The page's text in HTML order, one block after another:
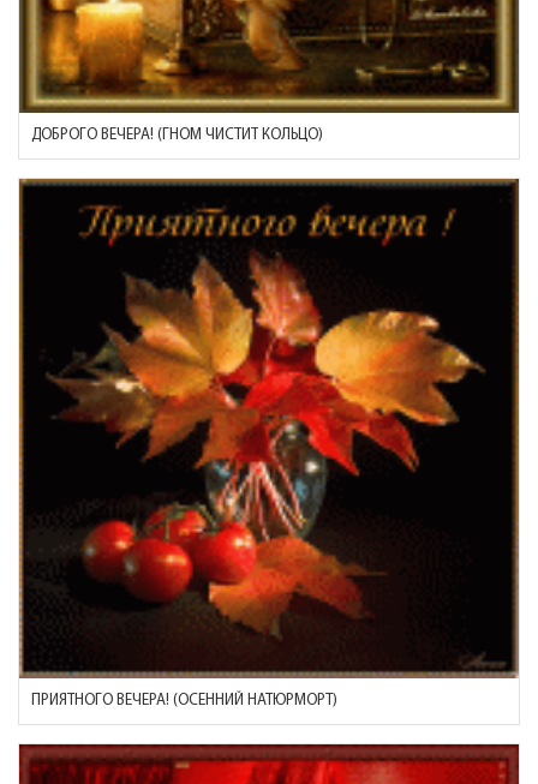
ДОБРОГО ВЕЧЕРА! (ГНОМ ЧИСТИТ КОЛЬЦО)
ПРИЯТНОГО ВЕЧЕРА! (ОСЕННИЙ НАТЮРМОРТ)